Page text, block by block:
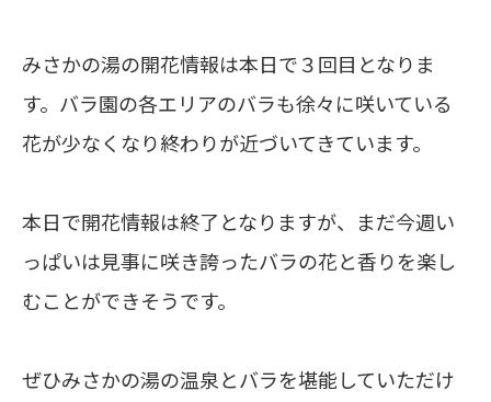
みさかの湯の開花情報は本日で３回目となりま
す。バラ園の各エリアのバラも徐々に咲いている
花が少なくなり終わりが近づいてきています。
本日で開花情報は終了となりますが、まだ今週い
っぱいは見事に咲き誇ったバラの花と香りを楽し
むことができそうです。
ぜひみさかの湯の温泉とバラを堪能していただけ